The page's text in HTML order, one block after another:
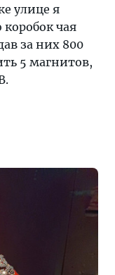
улице я
чая
за них 800
5 магнитов,